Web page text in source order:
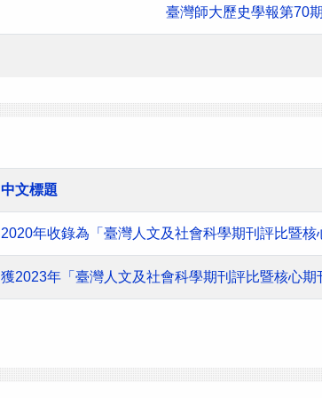
臺灣師大歷史學報第70
中文標題
2020年收錄為「臺灣人文及社會科學期刊評比暨核
獲2023年「臺灣人文及社會科學期刊評比暨核心